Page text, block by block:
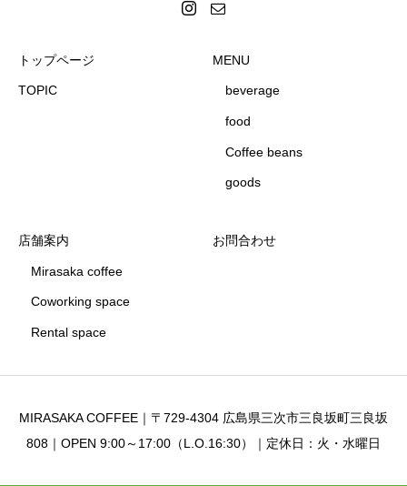
トップページ
TOPIC
MENU
beverage
food
Coffee beans
goods
店舗案内
Mirasaka coffee
Coworking space
Rental space
お問合わせ
MIRASAKA COFFEE｜〒729-4304 広島県三次市三良坂町三良坂
808｜OPEN 9:00～17:00（L.O.16:30）｜定休日：火・水曜日